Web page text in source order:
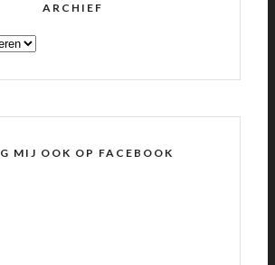
ARCHIEF
MIJ OOK OP FACEBOOK